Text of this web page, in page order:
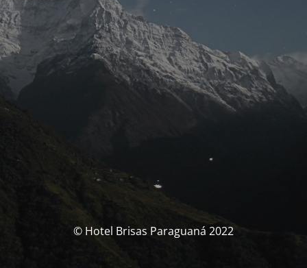
© Hotel Brisas Paraguaná 2022